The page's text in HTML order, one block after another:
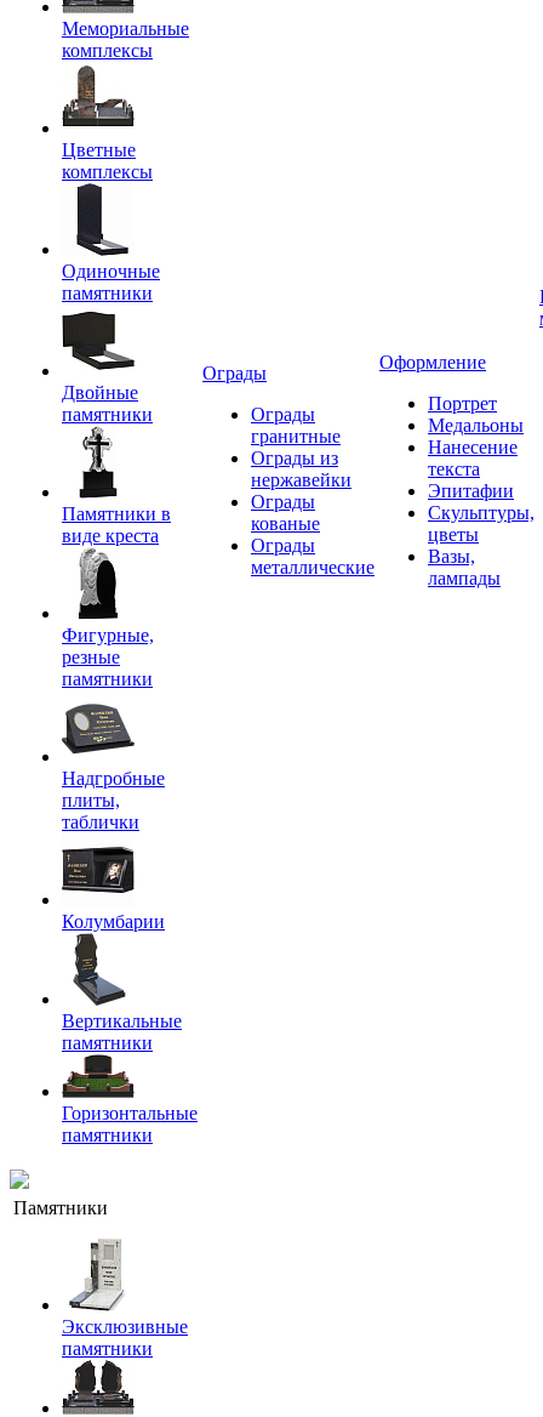
Мемориальные
комплексы
Цветные
комплексы
Одиночные
памятники
Двойные
памятники
Памятники в
виде креста
Фигурные,
резные
памятники
Надгробные
плиты,
таблички
Колумбарии
Вертикальные
памятники
Горизонтальные
памятники
Ограды
Ограды
гранитные
Ограды из
нержавейки
Ограды
кованые
Ограды
металлические
Оформление
Портрет
Медальоны
Нанесение
текста
Эпитафии
Скульптуры,
цветы
Вазы,
лампады
Памятники
Эксклюзивные
памятники